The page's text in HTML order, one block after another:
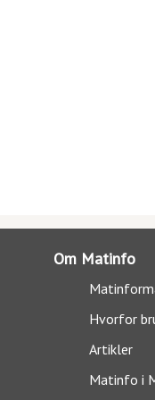
Om Matinfo
Hvorfor
Artikler
Matinfo i